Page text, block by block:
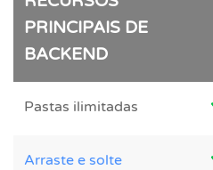
PRINCIPAIS DE
BACKEND
Pastas ilimitadas
Arraste e solte